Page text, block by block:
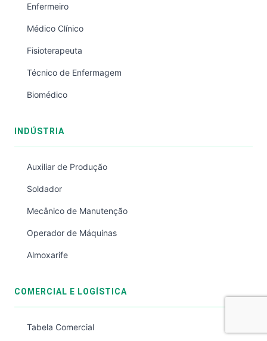
Enfermeiro
Médico Clínico
Fisioterapeuta
Técnico de Enfermagem
Biomédico
INDÚSTRIA
Auxiliar de Produção
Soldador
Mecânico de Manutenção
Operador de Máquinas
Almoxarife
COMERCIAL E LOGÍSTICA
Tabela Comercial